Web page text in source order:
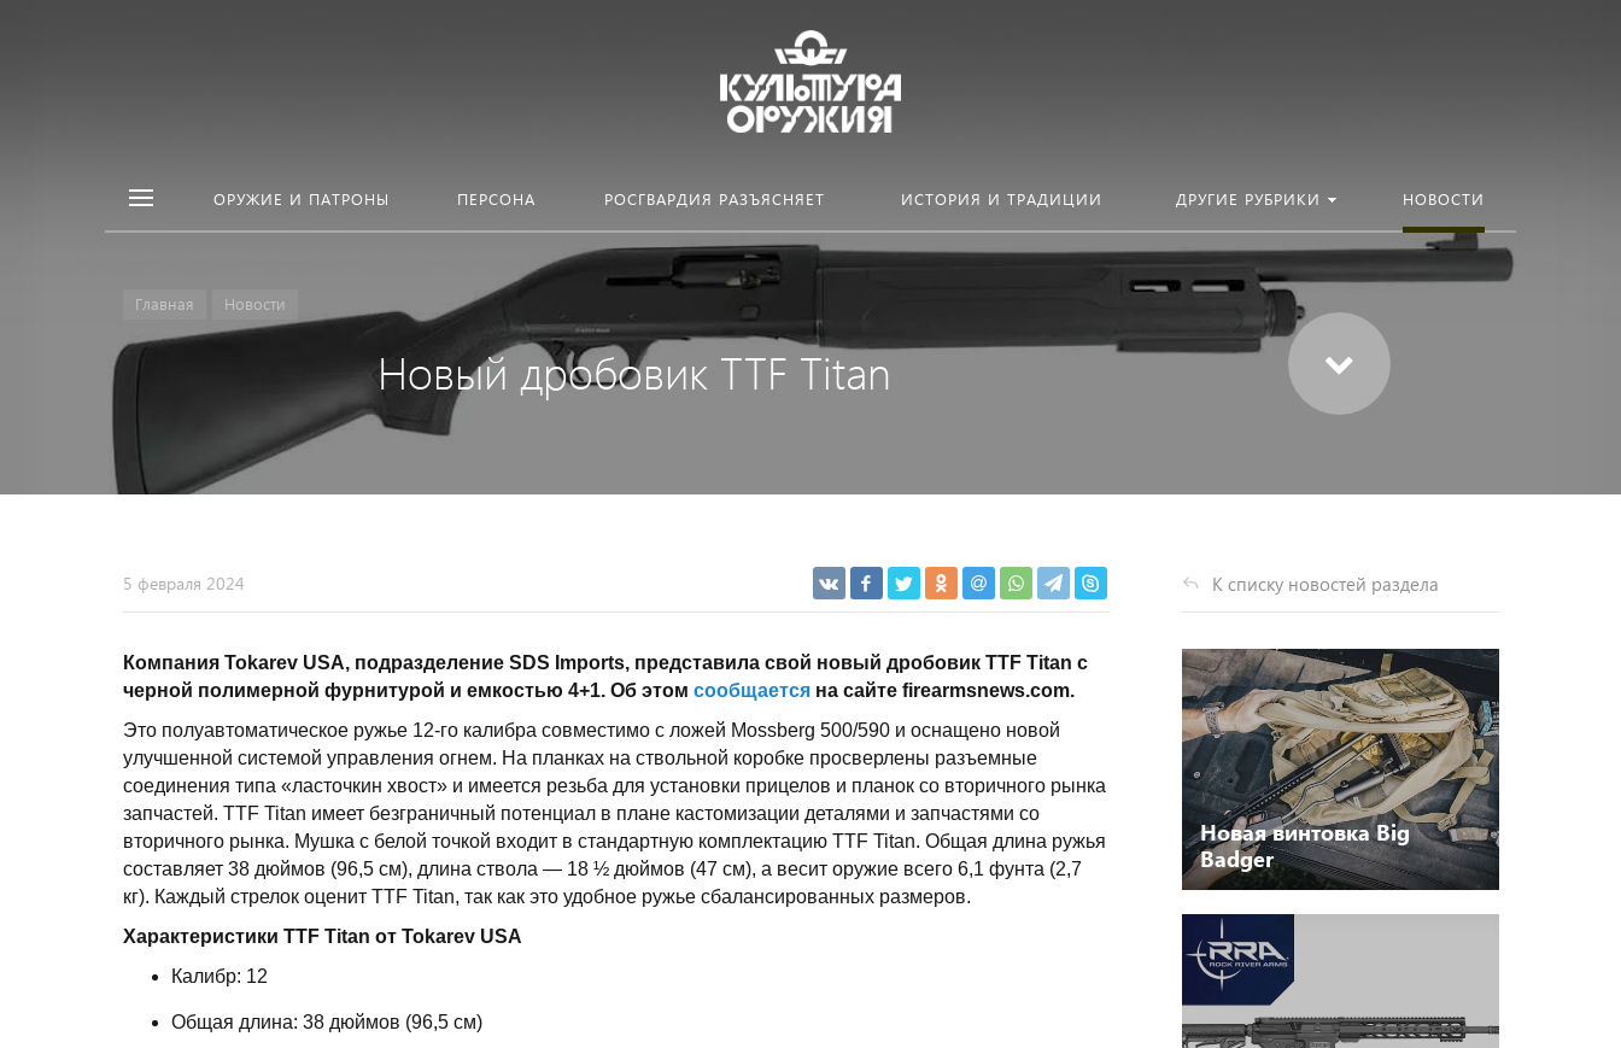
ОРУЖИЕ И ПАТРОНЫ ПЕРСОНА РОСГВАРДИЯ РАЗЪЯСНЯЕТ ИСТОРИЯ И ТРАДИЦИИ ДРУГИЕ РУБРИКИ НОВОСТИ
Главная Новости
Новый дробовик TTF Titan
К списку новостей раздела
Новая винтовка Big
Badger
5 февраля 2024
Компания Tokarev USA, подразделение SDS Imports, представила свой новый дробовик TTF Titan с
черной полимерной фурнитурой и емкостью 4+1. Об этом сообщается на сайте firearmsnews.com.
Это полуавтоматическое ружье 12-го калибра совместимо с ложей Mossberg 500/590 и оснащено новой
улучшенной системой управления огнем. На планках на ствольной коробке просверлены разъемные
соединения типа «ласточкин хвост» и имеется резьба для установки прицелов и планок со вторичного рынка
запчастей. TTF Titan имеет безграничный потенциал в плане кастомизации деталями и запчастями со
вторичного рынка. Мушка с белой точкой входит в стандартную комплектацию TTF Titan. Общая длина ружья
составляет 38 дюймов (96,5 см), длина ствола — 18 ½ дюймов (47 см), а весит оружие всего 6,1 фунта (2,7
кг). Каждый стрелок оценит TTF Titan, так как это удобное ружье сбалансированных размеров.
Характеристики TTF Titan от Tokarev USA
Калибр: 12
Общая длина: 38 дюймов (96,5 см)